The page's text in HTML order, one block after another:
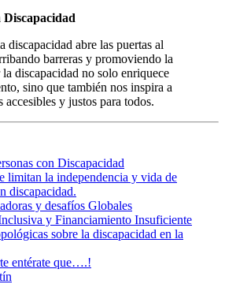
discapacidad abre las puertas al
barreras y promoviendo la
discapacidad no solo enriquece
sino que también nos inspira a
accesibles y justos para todos.
con Discapacidad
limitan la independencia y vida de
discapacidad.
y desafíos Globales
y Financiamiento Insuficiente
sobre la discapacidad en la
entérate que….!